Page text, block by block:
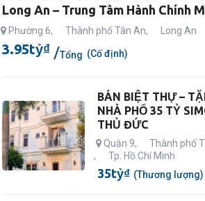
Long An – Trung Tâm Hành Chính
Phường 6, Thành phố Tân An, Long An
3.95tỷ₫ Tổng (Cố định)
BÁN BIỆT THỰ –
NHÀ PHỐ 35 TỶ
THỦ ĐỨC
Quận 9,
Thành phố
,
Tp. Hồ Chí Minh
35tỷ₫ (Thương lượng)